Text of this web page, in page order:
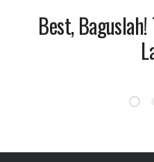
Best, Baguslah!